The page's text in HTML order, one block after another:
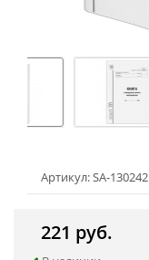
Артикул: SA-130242
221 руб.